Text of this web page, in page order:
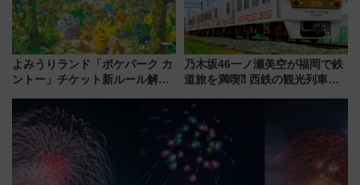
よみうりランド「ポケパーク カ
ントー」チケット新ルール解
本人確認が11月スタート
乃木坂46一ノ瀬美空が福岡で鉄
道旅を満喫⁈ 西鉄の観光列車
CHIKUGO」で巡る福岡･太宰
府･柳川の旅！YouTubeが公開
に